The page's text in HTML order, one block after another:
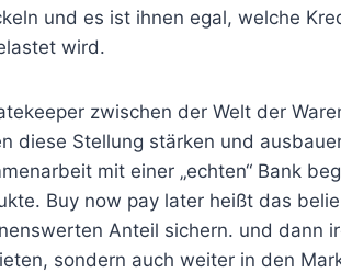
und es ist ihnen egal, welche
wird.
zwischen der Welt der
diese Stellung stärken und
mit einer „echten“ Bank
Buy now pay later heißt das
Anteil sichern. und dann
sondern auch weiter in den